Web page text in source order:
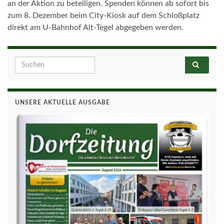
an der Aktion zu beteiligen. Spenden können ab sofort bis
zum 8. Dezember beim City-Kiosk auf dem Schloßplatz
direkt am U-Bahnhof Alt-Tegel abgegeben werden.
Search for:
UNSERE AKTUELLE AUSGABE